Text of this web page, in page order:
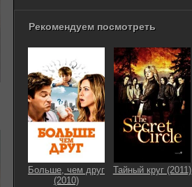
Рекомендуем посмотреть
Больше, чем друг
(2010)
Тайный круг (2011)